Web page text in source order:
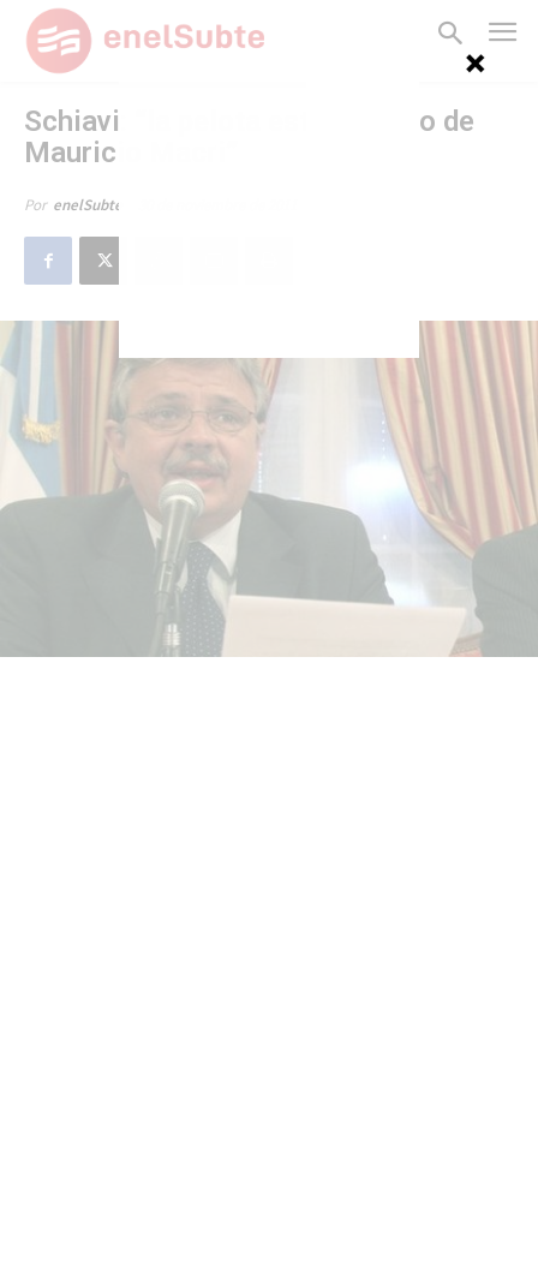
Schiavi: “la pelota está del lado de
Mauricio Macri”
Por enelSubte